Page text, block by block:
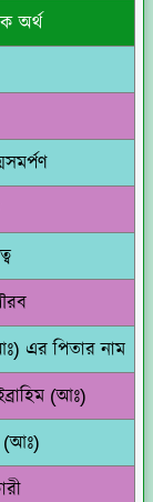
অর্থ
এর পিতার নাম
(আঃ)
(আঃ)